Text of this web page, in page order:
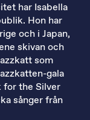
har Isabella
Hon har
och i Japan,
skivan och
som
gala
for the Silver
sånger från